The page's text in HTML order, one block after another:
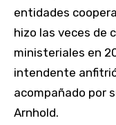
entidades
hizo las veces de
ministeriales en
intendente
acompañado por
Arnhold.